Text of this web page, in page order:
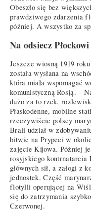
Obeszło się bez
prawdziwego zdarzenia
później. A wszystko za
Na odsiecz Płockowi
Jeszcze wiosną 1919
została wysłana na
która miała wspomagać
komunistyczną Rosją. –
dużo za to rzek,
Płaskodenne, mobilne
rzeczywiście polscy
Brali udział w
bitwie na Prypeci w
zajęcie Kijowa. Później
rosyjskiego kontrnatarcia
głównych sił, a załogi z
jednostek. Część
flotylli operującej na
się do zatrzymania
Czerwonej.